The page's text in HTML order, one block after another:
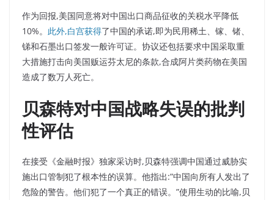
作为回报,美国同意将对中国出口商品征收的关税水平降低
10%。 此外,白宫获得了中国的承诺,即为民用稀土、镓、锗、
锑和石墨出口签发一般许可证。协议还包括要求中国采取重
大措施打击向美国贩运芬太尼的条款,合成阿片类药物在美国
造成了数万人死亡。
贝森特对中国战略失误的批判
性评估
在接受《金融时报》独家采访时,贝森特强调中国通过威胁实
施出口管制犯了根本性的误算。他指出:”中国向所有人发出了
危险的警告。他们犯了一个真正的错误。”使用生动的比喻,贝